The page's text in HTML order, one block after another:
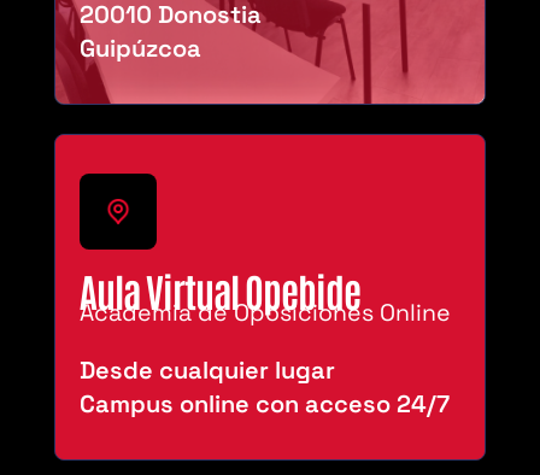
20010 Donostia
Guipúzcoa
Aula Virtual Opebide
Academia de Oposiciones Online
Desde cualquier lugar
Campus online con acceso 24/7